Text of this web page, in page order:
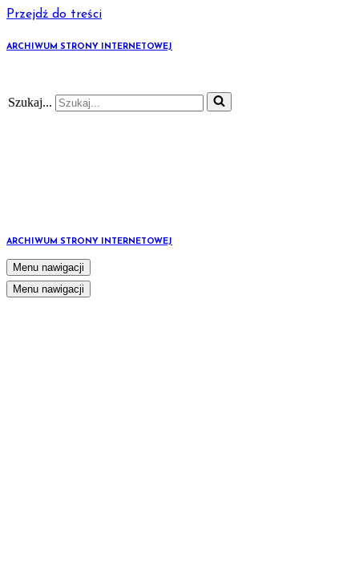
Przejdź do treści
ARCHIWUM STRONY INTERNETOWEJ
Szukaj...
Menu nawigacji
ARCHIWUM STRONY INTERNETOWEJ
Menu nawigacji